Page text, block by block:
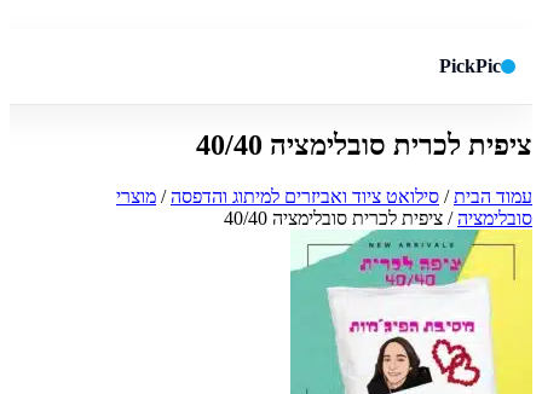
PickPic
ציפית לכרית סובלימציה 40/40
עמוד הבית/ סילואט ציוד ואביזרים למיתוג והדפסה/ מוצרי
סובלימציה/ ציפית לכרית סובלימציה 40/40